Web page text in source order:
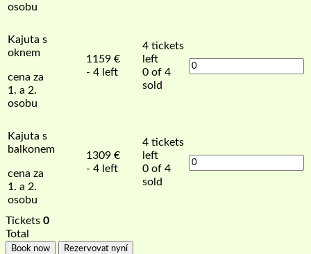
osobu
Kajuta s
oknem
cena za
1. a 2.
osobu
1159 €
- 4 left
4 tickets
left
0 of 4
sold
Kajuta s
balkonem
cena za
1. a 2.
osobu
1309 €
- 4 left
4 tickets
left
0 of 4
sold
Tickets 0
Total
Book now Rezervovat nyní